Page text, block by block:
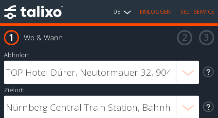
DE EINLOGGEN SELF SERVICE
Wo & Wann
Abholort:
Zielort: